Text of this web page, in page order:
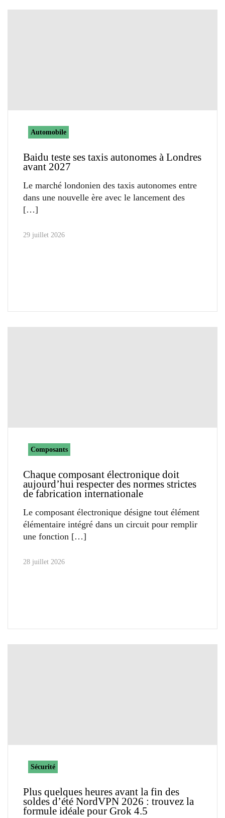
Automobile
Baidu teste ses taxis autonomes à Londres
avant 2027
Le marché londonien des taxis autonomes entre
dans une nouvelle ère avec le lancement des
29 juillet 2026
Composants
Chaque composant électronique doit
aujourd’hui respecter des normes strictes
de fabrication internationale
Le composant électronique désigne tout élément
élémentaire intégré dans un circuit pour remplir
une fonction
28 juillet 2026
Sécurité
Plus quelques heures avant la fin des
soldes d’été NordVPN 2026 : trouvez la
formule idéale pour Grok 4.5